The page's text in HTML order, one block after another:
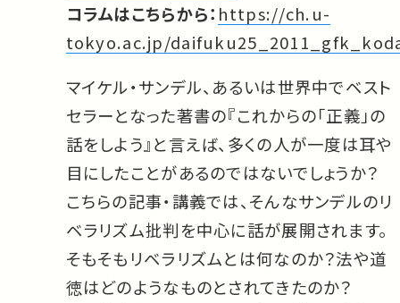
コラムはこちらから： https://ch.u-
tokyo.ac.jp/
マイケル・サンデル、あるいは世界中でベスト
セラーとなった著書の『これからの「正義」の
話をしよう』と言えば、多くの人が一度は耳や
目にしたことがあるのではないでしょうか？
こちらの記事・講義では、そんなサンデルのリ
ベラリズム批判を中心に話が展開されます。
そもそもリベラリズムとは何なのか？法や道
徳はどのようなものとされてきたのか？